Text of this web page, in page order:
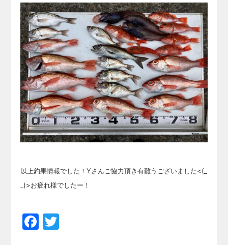
以上釣果情報でした！Yさんご協力頂き有難うございました<(_
_)>お疲れ様でしたー！
Facebook